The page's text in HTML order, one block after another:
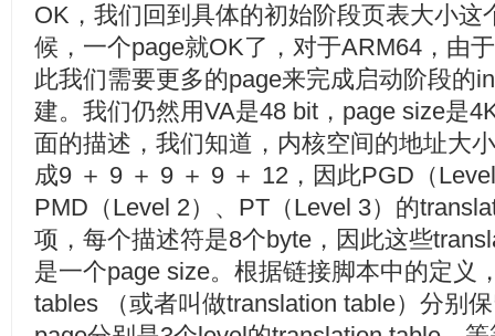
OK，我们回到具体的初始阶段页表大小这
候，一个page就OK了，对于ARM64，由
此我们需要更多的page来完成启动阶段的
建。我们仍然用VA是48 bit，page size是
面的描述，我们知道，内核空间的地址大
成9 ＋ 9 ＋ 9 ＋ 9 ＋ 12，因此PGD（
PMD（Level 2）、PT（Level 3）的
项，每个描述符是8个byte，因此这些
是一个page size。根据链接脚本中的定义
tables （或者叫做translation table）分别